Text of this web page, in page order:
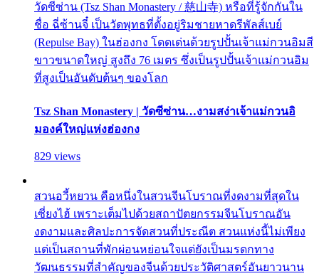
วัดซีซ่าน (Tsz Shan Monastery / 慈山寺) หรือที่รู้จักกันใน
ชื่อ ฉี่ซ้านจี๋ เป็นวัดพุทธที่ตั้งอยู่ริมชายหาดรีพัลส์เบย์
(Repulse Bay) ในฮ่องกง โดดเด่นด้วยรูปปั้นเจ้าแม่กวนอิมสี
ขาวขนาดใหญ่ สูงถึง 76 เมตร ซึ่งเป็นรูปปั้นเจ้าแม่กวนอิม
ที่สูงเป็นอันดับต้นๆ ของโลก
Tsz Shan Monastery | วัดซีซ่าน…งามสง่าเจ้าแม่กวนอิ
มองค์ใหญ่แห่งฮ่องกง
829 views
สวนอวี้หยวน คือหนึ่งในสวนจีนโบราณที่งดงามที่สุดใน
เซี่ยงไฮ้ เพราะเต็มไปด้วยสถาปัตยกรรมจีนโบราณอัน
งดงามและศิลปะการจัดสวนที่ประณีต สวนแห่งนี้ไม่เพียง
แต่เป็นสถานที่พักผ่อนหย่อนใจแต่ยังเป็นมรดกทาง
วัฒนธรรมที่สำคัญของจีนด้วยประวัติศาสตร์อันยาวนาน